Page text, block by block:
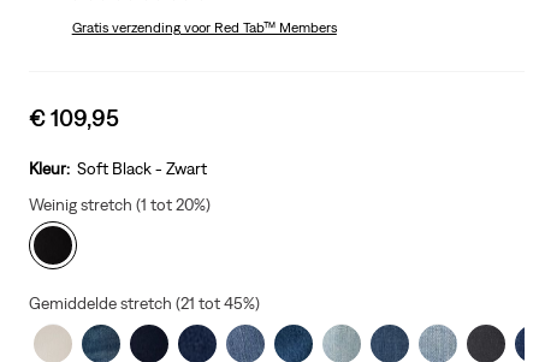
Gratis verzendingvoor Red Tab™ Members
Sale
is
€ 109,95
Kleur: Soft Black - Zwart
Weinig stretch (1 tot 20%)
Gemiddelde stretch (21 tot 45%)